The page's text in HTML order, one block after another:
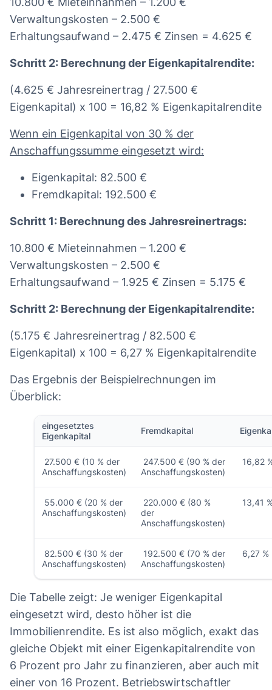
Verwaltungskosten – 2.500 €
Erhaltungsaufwand – 2.475 € Zinsen = 4.625 €
Schritt 2: Berechnung der Eigenkapitalrendite:
(4.625 € Jahresreinertrag / 27.500 €
Eigenkapital) x 100 = 16,82 % Eigenkapitalrendite
Wenn ein Eigenkapital von 30 % der
Anschaffungssumme eingesetzt wird:
Eigenkapital: 82.500 €
Fremdkapital: 192.500 €
Schritt 1: Berechnung des Jahresreinertrags:
10.800 € Mieteinnahmen – 1.200 €
Verwaltungskosten – 2.500 €
Erhaltungsaufwand – 1.925 € Zinsen = 5.175 €
Schritt 2: Berechnung der Eigenkapitalrendite:
(5.175 € Jahresreinertrag / 82.500 €
Eigenkapital) x 100 = 6,27 % Eigenkapitalrendite
Das Ergebnis der Beispielrechnungen im
Überblick:
eingesetztes
Eigenkapital
Fremdkapital
27.500 € (10 % der
Anschaffungskosten)
247.500 € (90 % der
Anschaffungskosten)
16,82
55.000 € (20 % der
Anschaffungskosten)
220.000 € (80 %
der
Anschaffungskosten)
13,41
82.500 € (30 % der
Anschaffungskosten)
192.500 € (70 % der
Anschaffungskosten)
6,27 %
Die Tabelle zeigt: Je weniger Eigenkapital
eingesetzt wird, desto höher ist die
Immobilienrendite. Es ist also möglich, exakt das
gleiche Objekt mit einer Eigenkapitalrendite von
6 Prozent pro Jahr zu finanzieren, aber auch mit
einer von 16 Prozent. Betriebswirtschaftler